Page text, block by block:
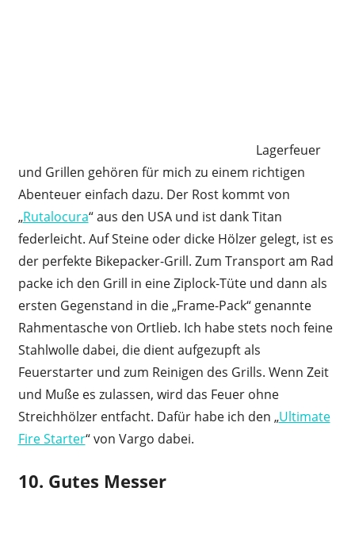
Lagerfeuer
und Grillen gehören für mich zu einem richtigen
Abenteuer einfach dazu. Der Rost kommt von
„Rutalocura“ aus den USA und ist dank Titan
federleicht. Auf Steine oder dicke Hölzer gelegt, ist es
der perfekte Bikepacker-Grill. Zum Transport am Rad
packe ich den Grill in eine Ziplock-Tüte und dann als
ersten Gegenstand in die „Frame-Pack“ genannte
Rahmentasche von Ortlieb. Ich habe stets noch feine
Stahlwolle dabei, die dient aufgezupft als
Feuerstarter und zum Reinigen des Grills. Wenn Zeit
und Muße es zulassen, wird das Feuer ohne
Streichhölzer entfacht. Dafür habe ich den „Ultimate
Fire Starter“ von Vargo dabei.
10. Gutes Messer